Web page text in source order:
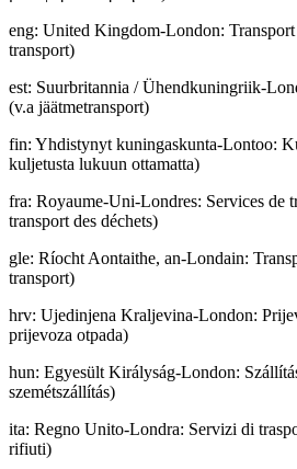
eng: United Kingdom-London: Transport
transport)
est: Suurbritannia / Ühendkuningriik-
(v.a jäätmetransport)
fin: Yhdistynyt kuningaskunta-Lontoo:
kuljetusta lukuun ottamatta)
fra: Royaume-Uni-Londres: Services de
transport des déchets)
gle: Ríocht Aontaithe, an-Londain:
transport)
hrv: Ujedinjena Kraljevina-London:
prijevoza otpada)
hun: Egyesült Királyság-London:
szemétszállítás)
ita: Regno Unito-Londra: Servizi di
rifiuti)